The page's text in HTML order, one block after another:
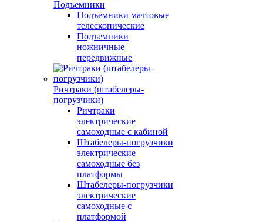
Подъемники
Подъемники мачтовые
телескопические
Подъемники
ножничные
передвижные
Ричтраки (штабелеры-
погрузчики)
Ричтраки
электрические
самоходные с кабиной
Штабелеры-погрузчики
электрические
самоходные без
платформы
Штабелеры-погрузчики
электрические
самоходные с
платформой